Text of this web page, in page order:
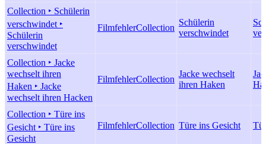
Collection ‣ Schülerin
verschwindet ‣
Schülerin
verschwindet
FilmfehlerCollection
Schülerin
verschwindet
Collection ‣ Jacke
wechselt ihren
Haken ‣ Jacke
wechselt ihren Hacken
FilmfehlerCollection
Jacke wechselt
ihren Haken
Collection ‣ Türe ins
Gesicht ‣ Türe ins
Gesicht
FilmfehlerCollection Türe ins Gesicht